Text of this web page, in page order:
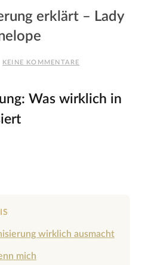
erklärt – Lady
KEINE KOMMENTARE
Was wirklich in
wirklich ausmacht
mich